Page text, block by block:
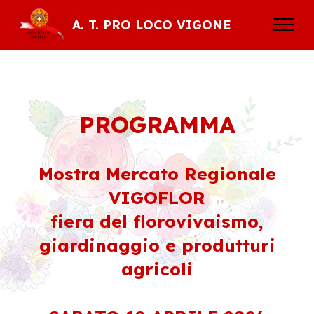
A. T. PRO LOCO VIGONE
PROGRAMMA
Mostra Mercato Regionale
VIGOFLOR
fiera del florovivaismo,
giardinaggio e produtturi
agricoli